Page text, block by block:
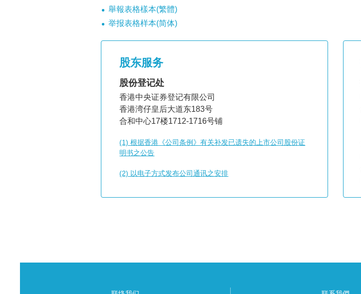
舉報表格樣本(繁體)
举报表格样本(简体)
股东服务
股份登记处
香港中央证券登记有限公司
香港湾仔皇后大道东183号
合和中心17楼1712-1716号铺
(1) 根据香港《公司条例》有关补发已遗失的上市公司股份证
明书之公告
(2) 以电子方式发布公司通讯之安排